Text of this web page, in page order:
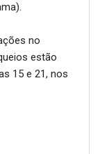
no
estão
15 e 21, nos